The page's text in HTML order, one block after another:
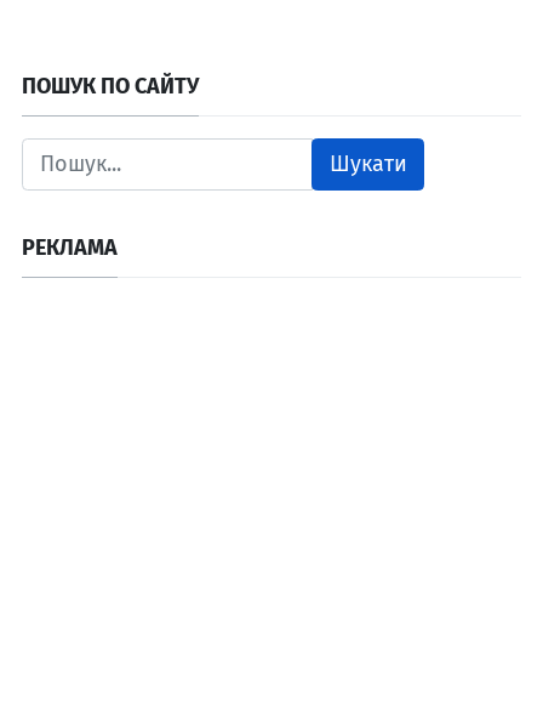
ПОШУК ПО САЙТУ
Шукати
РЕКЛАМА